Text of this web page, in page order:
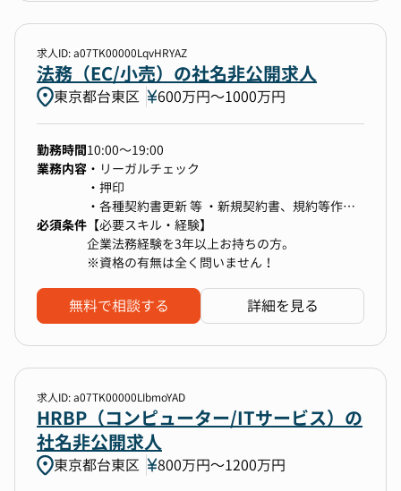
・グローバル採用の推進
・採用広報戦略／マーケティング戦略の策定、実
行
・内定者リテンション施策/インターンシップな
どの企画運用
抽象度の高いテーマを自ら整理し、ゼロイチで仕
組みを作ることが求められるポジションです。
【私たちがやりたいけどまだできていないこと】
新卒採用は、まさにこれから本格始動するフェー
ズです。前例や型がないからこそ、ゼロから仕組
みをつくる面白さがあります。以下のようなテー
を募集しています。
・内定者がワクワクしながら入社を待てるリテン
ション・オンボーディングの構築
・採用ブランディング・広報を通じた「ファンを
つくる」コミュニケーション設計
・感動レベルの候補者体験を生む、選考オペレー
ション・コンテンツの最適化
・経営・事業の未来から逆算した採用基準のアッ
・新卒・中途採用／新卒リクルーターのご経験
・人材紹介会社でのRA／CAのご経験
・法人営業またはマーケティングのご経験
・高い成長意欲と「人の人生に寄り添いたい」と
いう想いを持っている方
求人ID: a07TK00000LqvHRYAZ
法務（EC/小売）の社名非公開求人
東京都台東区 600万円〜1000万円
勤務時間10:00～19:00
業務内容 ・リーガルチェック
・押印
・各種契約書更新 等 ・新規契約書、規約等作成
・各事業部門、グループ会社からの法務相談対応
・取締役会事務局、株主総会運営等の会社法務業
務
・法務教育等の施策立案、実行等
・法務研修の企画・実施・関連業務に関する法令
・弁護士などの専門家との折衝等
・企業統治に関するガイドライン「コーポレート
ガバナンスコード」対応業務
・M&AのPMIを推進
必須条件 【必要スキル・経験】
企業法務経験を3年以上お持ちの方。
※資格の有無は全く問いません！
無料で相談する 詳細を見る
求人ID: a07TK00000LIbmoYAD
HRBP（コンピューター/ITサービス）の
社名非公開求人
東京都台東区 800万円〜1200万円